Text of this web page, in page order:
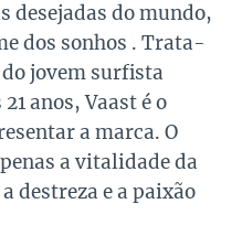
desejadas do mundo,
dos sonhos . Trata-
do jovem surfista
anos, Vaast é o
a marca. O
a vitalidade da
destreza e a paixão